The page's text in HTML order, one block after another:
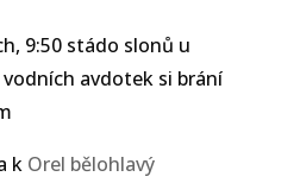
9:50 stádo slonů u
avdotek si brání
k Orel bělohlavý